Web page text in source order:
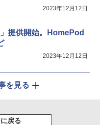
2023年12月12日
提供開始。HomePod
2023年12月12日
を見る
戻る